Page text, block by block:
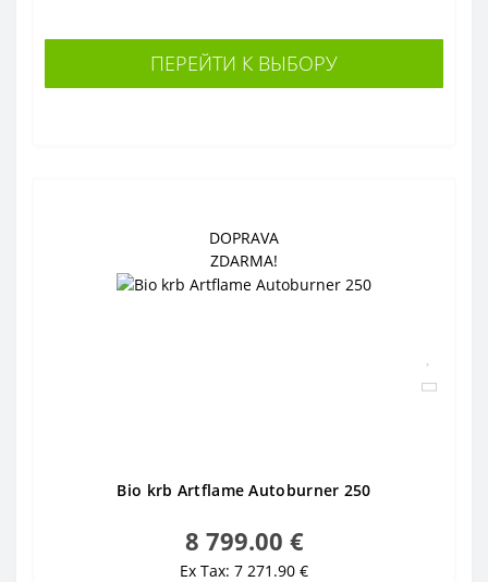
ПЕРЕЙТИ К ВЫБОРУ
DOPRAVA
ZDARMA!
Bio krb Artflame Autoburner 250
8 799.00 €
Ex Tax: 7 271.90 €